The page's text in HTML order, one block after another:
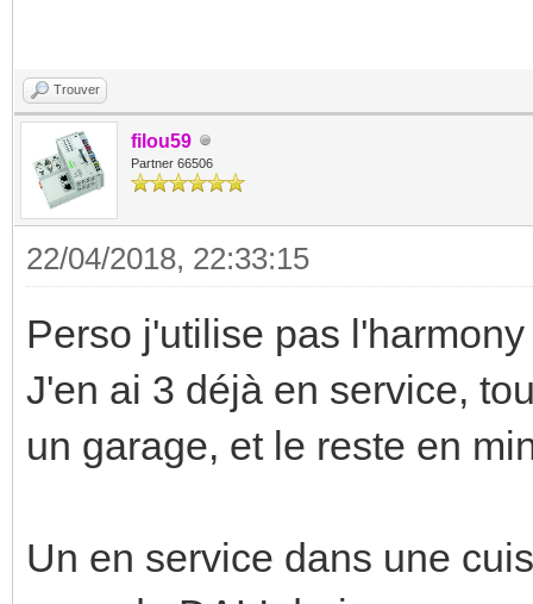
Trouver
filou59
Partner 66506
22/04/2018, 22:33:15
Perso j'utilise pas
J'en ai 3 déjà en service,
un garage, et le reste en
Un en service dans une